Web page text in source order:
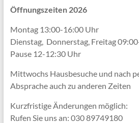
Öffnungszeiten 2026
Montag 13:00-16:00 Uhr
Dienstag, Donnerstag, Freitag
Pause 12-12:30 Uhr
Mittwochs Hausbesuche und nach
Abspracheauch zu anderen Zeiten
Kurzfristige Änderungen möglich:
Rufen Sie uns an: 030 89749180